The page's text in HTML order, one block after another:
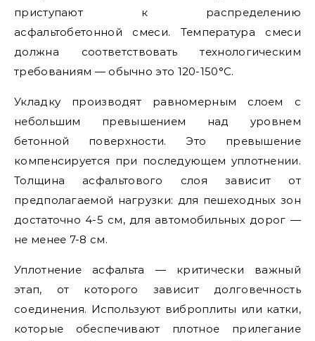
приступают к распределению
асфальтобетонной смеси. Температура смеси
должна соответствовать технологическим
требованиям — обычно это 120-150°C.
Укладку производят равномерным слоем с
небольшим превышением над уровнем
бетонной поверхности. Это превышение
компенсируется при последующем уплотнении.
Толщина асфальтового слоя зависит от
предполагаемой нагрузки: для пешеходных зон
достаточно 4-5 см, для автомобильных дорог —
не менее 7-8 см.
Уплотнение асфальта — критически важный
этап, от которого зависит долговечность
соединения. Используют виброплиты или катки,
которые обеспечивают плотное прилегание